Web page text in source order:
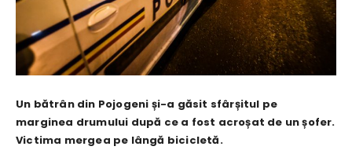
Un bătrân din Pojogeni și-a găsit sfârșitul pe
marginea drumului după ce a fost acroșat de un șofer.
Victima mergea pe lângă bicicletă.